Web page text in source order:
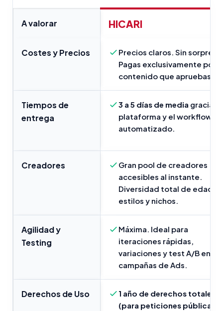
A valorar HICARI
Costes y Precios
Precios claros. Sin
Pagas exclusivamente por
contenido que apruebas.
Tiempos de
entrega
3 a 5 días de media gracias
plataforma y el workflow
automatizado.
Creadores
Gran pool de creadores
accesibles al instante.
Diversidad total de
estilos y nichos.
Agilidad y
Testing
Máxima. Ideal para
iteraciones rápidas,
variaciones y test A/B en
campañas de Ads.
Derechos de Uso
1 año de derechos totales
(para peticiones públicas)